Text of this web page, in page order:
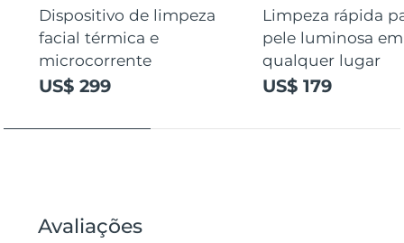
Dispositivo de limpeza
facial térmica e
microcorrente
US$ 299
Limpeza rápida
pele luminosa em
qualquer lugar
US$ 179